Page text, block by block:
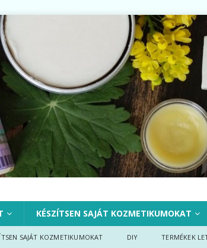
KÉSZÍTSEN SAJÁT KOZMETIKUMOKAT
SAJÁT KOZMETIKUMOKAT DIY TERMÉKEK